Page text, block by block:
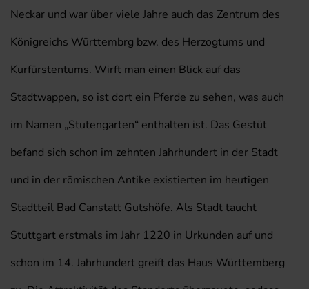
Neckar und war über viele Jahre auch das Zentrum des
Königreichs Württembrg bzw. des Herzogtums und
Kurfürstentums. Wirft man einen Blick auf das
Stadtwappen, so ist dort ein Pferde zu sehen, was auch
im Namen „Stutengarten“ enthalten ist. Das Gestüt
befand sich schon im zehnten Jahrhundert in der Stadt
und in der römischen Antike existierten im heutigen
Stadtteil Bad Canstatt Gutshöfe. Als Stadt taucht
Stuttgart erstmals im Jahr 1220 in Urkunden auf und
schon im 14. Jahrhundert greift das Haus Württemberg